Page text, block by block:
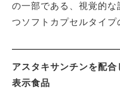
の一部である、視覚的な
つソフトカプセルタイプ
アスタキサンチンを配
表示食品